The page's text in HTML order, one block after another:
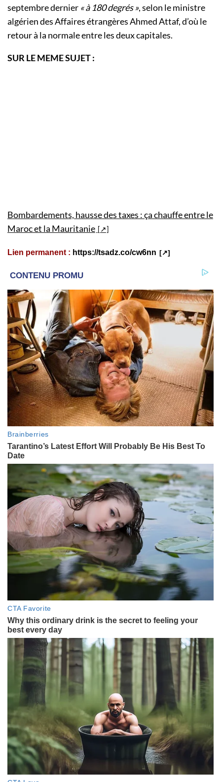
septembre dernier « à 180 degrés », selon le ministre
algérien des Affaires étrangères Ahmed Attaf, d’où le
retour à la normale entre les deux capitales.
SUR LE MEME SUJET :
Bombardements, hausse des taxes : ça chauffe entre le
Maroc et la Mauritanie
Lien permanent : https://tsadz.co/cw6nn